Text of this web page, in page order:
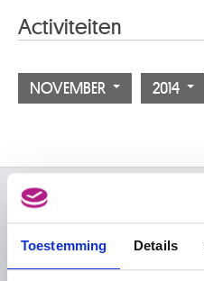
Toestemming Details
Activiteiten
NOVEMBER 2014
OVER DE MUSEA
Veelgestelde vragen